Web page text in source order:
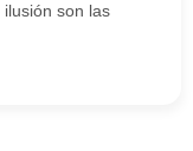
ilusión son las